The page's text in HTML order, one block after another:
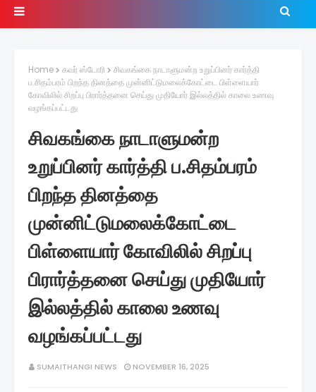
Home கவர் ஸ்டோரி
சிவகங்கை நாடாளுமன்ற உறுப்பினர் கார்த்தி
ப.சிதம்பரம் பிறந்த தினத்தை முன்னிட்டுமலைக்கோட்டை பிள்ளையார்
கோவிலில் சிறப்பு பிரார்த்தனை செய்து முதியோர் இல்லத்தில் காலை உணவு
வழங்கப்பட்டது
சிவகங்கை நாடாளுமன்ற
உறுப்பினர் கார்த்தி ப.சிதம்பரம்
பிறந்த தினத்தை
முன்னிட்டுமலைக்கோட்டை
பிள்ளையார் கோவிலில் சிறப்பு
பிரார்த்தனை செய்து முதியோர்
இல்லத்தில் காலை உணவு
வழங்கப்பட்டது
SUMAITHANGI NEWS NOVEMBER 16, 2025